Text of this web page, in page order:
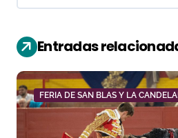
i
ó
n
d
Entradas
FERIA DE SAN BLAS Y LA